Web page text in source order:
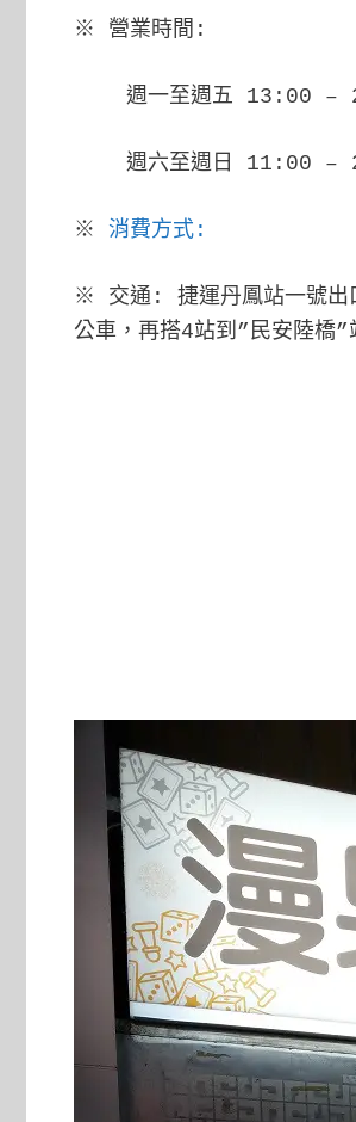
※ 營業時間:
週一至週五 13:00 –
週六至週日 11:00 –
※ 消費方式:
※ 交通: 捷運丹鳳站一號出
公車，再搭4站到”民安陸橋